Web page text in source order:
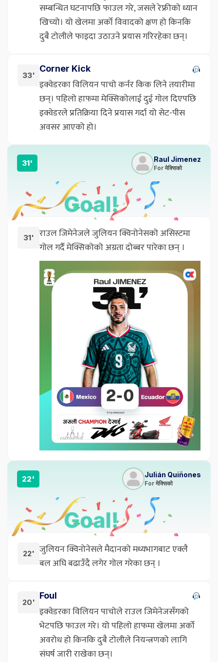
सम्बन्धित घटनापछि फाउल गरे, जसले रेफ्रीको ध्यान
खिच्यो। यो खेलमा अर्को विवादको क्षण हो किनकि
दुबै टोलीले फाइदा उठाउने प्रयास गरिरहेका छन्।
33'
Corner Kick
इक्वेडरका विलियन पाचो कर्नर किक लिने तयारीमा
छन्। पहिलो हाफमा मेक्सिकोलाई दुई गोल दिएपछि
इक्वेडरले प्रतिक्रिया दिने प्रयास गर्दा यो सेट-पीस
अवसर आएको हो।
31' Raul Jimenez
For मेक्सिको
31'
राउल जिमेनेजले जुलियन क्विनोनेसको असिस्टमा
गोल गर्दै मेक्सिकोको अग्रता दोब्बर पारेका छन् ।
22' Julián Quiñones
For मेक्सिको
22' जुलियन क्विनोनेसले मैदानको मध्यभागबाट एक्लै
बल अघि बढाउँदै लगेर गोल गरेका छन् ।
20'
Foul
इक्वेडरका विलियन पाचोले राउल जिमेनेजसँगको
भेटपछि फाउल गरे। यो पहिलो हाफमा खेलमा अर्को
अवरोध हो किनकि दुबै टोलीले नियन्त्रणको लागि
संघर्ष जारी राखेका छन्।